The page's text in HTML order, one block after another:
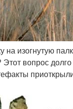
изогнутую
вопрос